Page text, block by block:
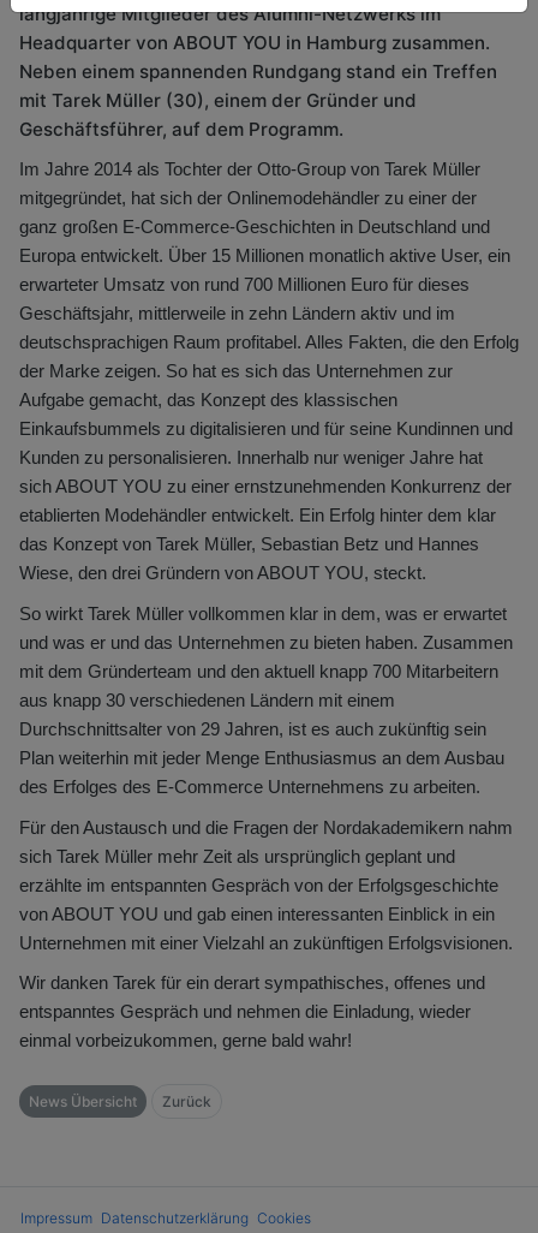
langjährige Mitglieder des Alumni-Netzwerks im
Headquarter von ABOUT YOU in Hamburg zusammen.
Neben einem spannenden Rundgang stand ein Treffen
mit Tarek Müller (30), einem der Gründer und
Geschäftsführer, auf dem Programm.
Im Jahre 2014 als Tochter der Otto-Group von Tarek Müller
mitgegründet, hat sich der Onlinemodehändler zu einer der
ganz großen E-Commerce-Geschichten in Deutschland und
Europa entwickelt. Über 15 Millionen monatlich aktive User, ein
erwarteter Umsatz von rund 700 Millionen Euro für dieses
Geschäftsjahr, mittlerweile in zehn Ländern aktiv und im
deutschsprachigen Raum profitabel. Alles Fakten, die den Erfolg
der Marke zeigen. So hat es sich das Unternehmen zur
Aufgabe gemacht, das Konzept des klassischen
Einkaufsbummels zu digitalisieren und für seine Kundinnen und
Kunden zu personalisieren. Innerhalb nur weniger Jahre hat
sich ABOUT YOU zu einer ernstzunehmenden Konkurrenz der
etablierten Modehändler entwickelt. Ein Erfolg hinter dem klar
das Konzept von Tarek Müller, Sebastian Betz und Hannes
Wiese, den drei Gründern von ABOUT YOU, steckt.
So wirkt Tarek Müller vollkommen klar in dem, was er erwartet
und was er und das Unternehmen zu bieten haben. Zusammen
mit dem Gründerteam und den aktuell knapp 700 Mitarbeitern
aus knapp 30 verschiedenen Ländern mit einem
Durchschnittsalter von 29 Jahren, ist es auch zukünftig sein
Plan weiterhin mit jeder Menge Enthusiasmus an dem Ausbau
des Erfolges des E-Commerce Unternehmens zu arbeiten.
Für den Austausch und die Fragen der Nordakademikern nahm
sich Tarek Müller mehr Zeit als ursprünglich geplant und
erzählte im entspannten Gespräch von der Erfolgsgeschichte
von ABOUT YOU und gab einen interessanten Einblick in ein
Unternehmen mit einer Vielzahl an zukünftigen Erfolgsvisionen.
Wir danken Tarek für ein derart sympathisches, offenes und
entspanntes Gespräch und nehmen die Einladung, wieder
einmal vorbeizukommen, gerne bald wahr!
News Übersicht Zurück
Impressum Datenschutzerklärung Cookies